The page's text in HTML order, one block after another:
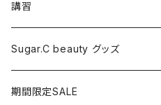
マッサージ
ドライヤー
脱毛器
講習
Sugar.C beauty グッズ
期間限定SALE